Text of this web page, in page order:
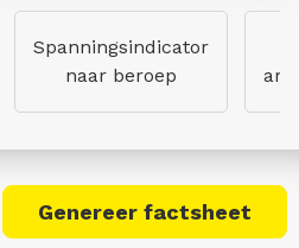
Spanningsindicator
naar beroep
Genereer factsheet